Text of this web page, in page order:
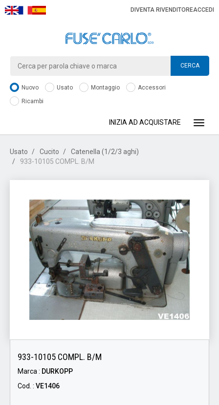
DIVENTA RIVENDITOREACCEDI
CERCA
Nuovo Usato Montaggio
Accessori
Ricambi
INIZIA AD ACQUISTARE
Usato Cucito
Catenella (1/2/3 aghi)
933-10105 COMPL. B/M
933-10105 COMPL. B/M
Marca : DURKOPP
Cod. : VE1406